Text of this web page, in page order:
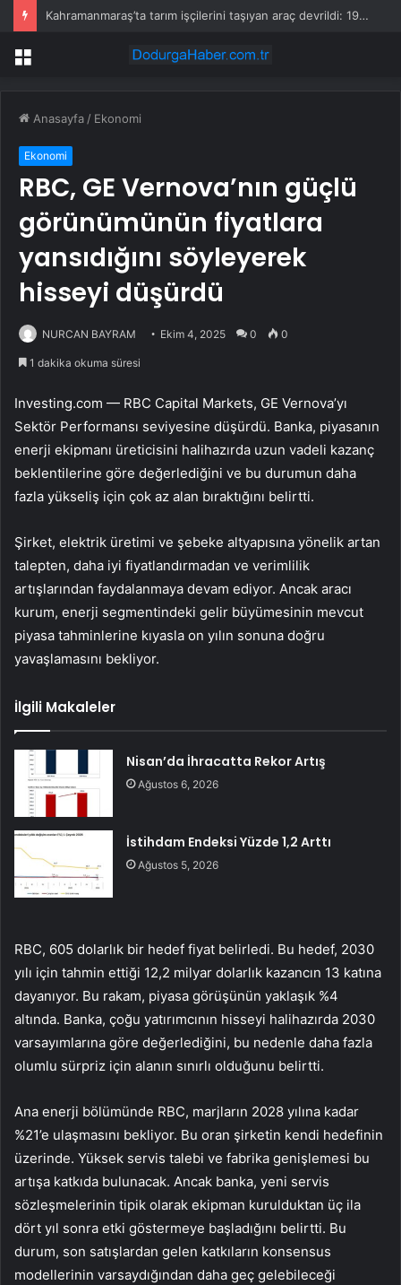
Kahramanmaraş’ta tarım işçilerini taşıyan araç devrildi: 19 yaralı
Menü
Anasayfa / Ekonomi
Ekonomi
RBC, GE Vernova’nın güçlü
görünümünün fiyatlara
yansıdığını söyleyerek
hisseyi düşürdü
NURCAN BAYRAM Ekim 4, 2025 0 0
1 dakika okuma süresi
Investing.com — RBC Capital Markets, GE Vernova’yı
Sektör Performansı seviyesine düşürdü. Banka, piyasanın
enerji ekipmanı üreticisini halihazırda uzun vadeli kazanç
beklentilerine göre değerlediğini ve bu durumun daha
fazla yükseliş için çok az alan bıraktığını belirtti.
Şirket, elektrik üretimi ve şebeke altyapısına yönelik artan
talepten, daha iyi fiyatlandırmadan ve verimlilik
artışlarından faydalanmaya devam ediyor. Ancak aracı
kurum, enerji segmentindeki gelir büyümesinin mevcut
piyasa tahminlerine kıyasla on yılın sonuna doğru
yavaşlamasını bekliyor.
İlgili Makaleler
Nisan’da İhracatta Rekor Artış
Ağustos 6, 2026
İstihdam Endeksi Yüzde 1,2 Arttı
Ağustos 5, 2026
RBC, 605 dolarlık bir hedef fiyat belirledi. Bu hedef, 2030
yılı için tahmin ettiği 12,2 milyar dolarlık kazancın 13 katına
dayanıyor. Bu rakam, piyasa görüşünün yaklaşık %4
altında. Banka, çoğu yatırımcının hisseyi halihazırda 2030
varsayımlarına göre değerlediğini, bu nedenle daha fazla
olumlu sürpriz için alanın sınırlı olduğunu belirtti.
Ana enerji bölümünde RBC, marjların 2028 yılına kadar
%21’e ulaşmasını bekliyor. Bu oran şirketin kendi hedefinin
üzerinde. Yüksek servis talebi ve fabrika genişlemesi bu
artışa katkıda bulunacak. Ancak banka, yeni servis
sözleşmelerinin tipik olarak ekipman kurulduktan üç ila
dört yıl sonra etki göstermeye başladığını belirtti. Bu
durum, son satışlardan gelen katkıların konsensus
modellerinin varsaydığından daha geç gelebileceği